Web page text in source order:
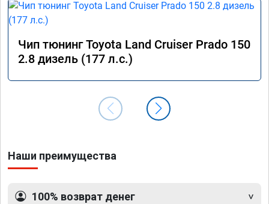
Чип тюнинг Toyota Land Cruiser Prado 150
2.8 дизель (177 л.с.)
Наши преимущества
100% возврат денег